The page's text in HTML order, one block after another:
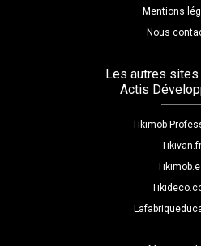
Mentions
Nous
Les autres sites
Actis
Tikimob
Tikivan.fr